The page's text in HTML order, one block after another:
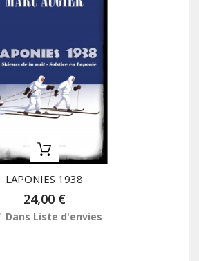
LAPONIES 1938
24,00 €
Dans Liste d'envies